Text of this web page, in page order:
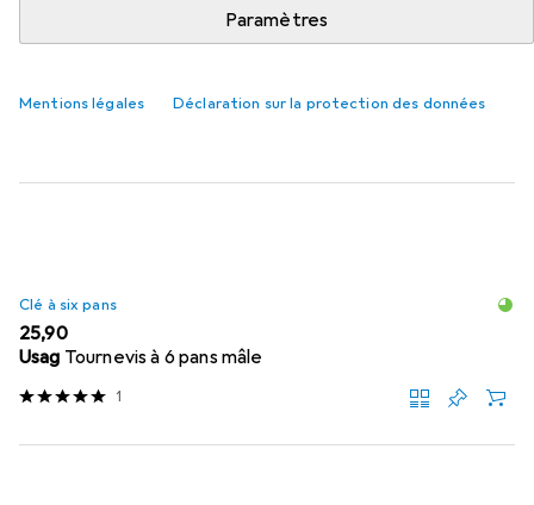
Paramètres
Mentions légales Déclaration sur la protection des données
EUR
16,90 0,07/1pcs
247 Vis par pièce
Clé à six pans
EUR
25,90
Usag Tournevis à 6 pans mâle
1